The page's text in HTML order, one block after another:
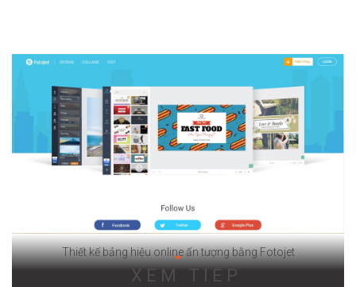
Thiết kế bảng hiệu online ấn tượng bằng Fotojet
XEM TIẾP